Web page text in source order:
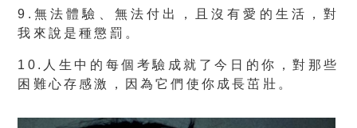
9.無法體驗、無法付出，且沒有愛的生活，對
我來說是種懲罰。
10.人生中的每個考驗成就了今日的你，對那些
困難心存感激，因為它們使你成長茁壯。